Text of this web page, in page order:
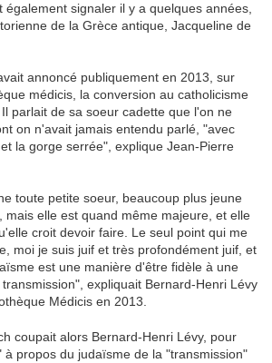
également signaler il y a quelques années,
de la Grèce antique, Jacqueline de
annoncé publiquement en 2013, sur
médicis, la conversion au catholicisme
Il parlait de sa soeur cadette que l'on ne
on n'avait jamais entendu parlé, "avec
la gorge serrée", explique Jean-Pierre
toute petite soeur, beaucoup plus jeune
mais elle est quand même majeure, et elle
croit devoir faire. Le seul point qui me
moi je suis juif et très profondément juif, et
est une manière d'être fidèle à une
expliquait Bernard-Henri Lévy
Médicis en 2013.
coupait alors Bernard-Henri Lévy, pour
à propos du judaïsme de la "transmission"